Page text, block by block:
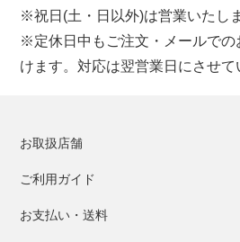
※祝日(土・日以外)は営業いたし
※定休日中もご注文・メールでの
けます。対応は翌営業日にさせて
お取扱店舗
ご利用ガイド
お支払い・送料